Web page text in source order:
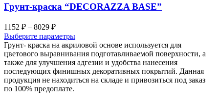
Грунт-краска “DECORAZZA BASE”
1152 ₽ – 8029 ₽Диапазон
цен:
1152 ₽
–
8029 ₽
Выберите параметры
Грунт- краска на акриловой основе используется для
цветового выравнивания подготавливаемой поверхности, а
также для улучшения адгезии и удобства нанесения
последующих финишных декоративных покрытий. Данная
продукция не находиться на складе и привозиться под заказ
по 100% предоплате.